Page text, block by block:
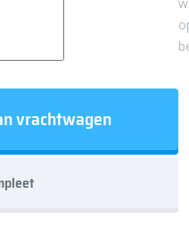
vrachtwagen